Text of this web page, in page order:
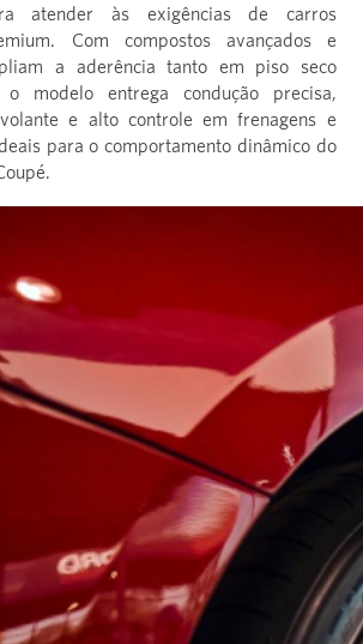
atender às exigências de carros
Com compostos avançados e
a aderência tanto em piso seco
o modelo entrega condução precisa,
e alto controle em frenagens e
para o comportamento dinâmico do